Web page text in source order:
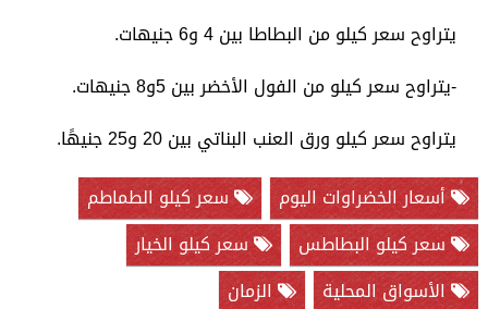
يتراوح سعر كيلو من البطاطا بين 4 و6 جنيهات.
-يتراوح سعر كيلو من الفول الأخضر بين 5و8 جنيهات.
يتراوح سعر كيلو ورق العنب البناتي بين 20 و25 جنيهًا.
أسعار الخضراوات اليوم
سعر كيلو الطماطم
سعر كيلو البطاطس
سعر كيلو الخيار
الأسواق المحلية
الزمان